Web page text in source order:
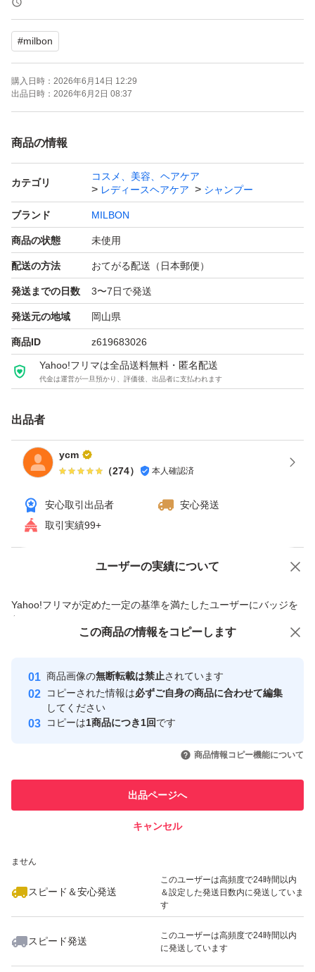
#milbon
購入日時： 2026年6月14日 12:29
出品日時： 2026年6月2日 08:37
商品の情報
カテゴリ
コスメ、美容、ヘアケア
レディースヘアケア
シャンプー
ブランド MILBON
商品の状態 未使用
配送の方法 おてがる配送（日本郵便）
発送までの日数 3〜7日で発送
発送元の地域 岡山県
商品ID z619683026
Yahoo!フリマは全品送料無料・匿名配送
代金は運営が一旦預かり、評価後、出品者に支払われます
出品者
ycm
（274） 本人確認済
安心取引出品者
安心発送
取引実績99+
ユーザーの実績について
Yahoo!フリマが定めた一定の基準を満たしたユーザーにバッジを
付与しています
安心取引出品者
心・安全なユーザーです
取引実績
引を完了させた実績があります
での取引実績があります
ません
スピード＆安心発送
このユーザーは高頻度で24時間以内
＆設定した発送日数内に発送していま
す
スピード発送
このユーザーは高頻度で24時間以内
に発送しています
価格の相談 商品への質問
この商品の情報をコピーします
商品画像の無断転載は禁止されています
コピーされた情報は必ずご自身の商品に合わせて編集
してください
コピーは1商品につき1回です
商品情報コピー機能について
出品ページへ
キャンセル
この商品をみている人にオススメ
いいね！
17,500